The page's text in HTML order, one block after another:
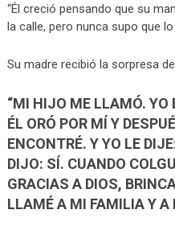
“Él creció pensando que su
la calle, pero nunca supo que
Su madre recibió la sorpresa
“MI HIJO ME LLAMÓ. YO
ÉL ORÓ POR MÍ Y
ENCONTRÉ. Y YO LE
DIJO: SÍ. CUANDO
GRACIAS A DIOS,
LLAMÉ A MI FAMILIA Y A